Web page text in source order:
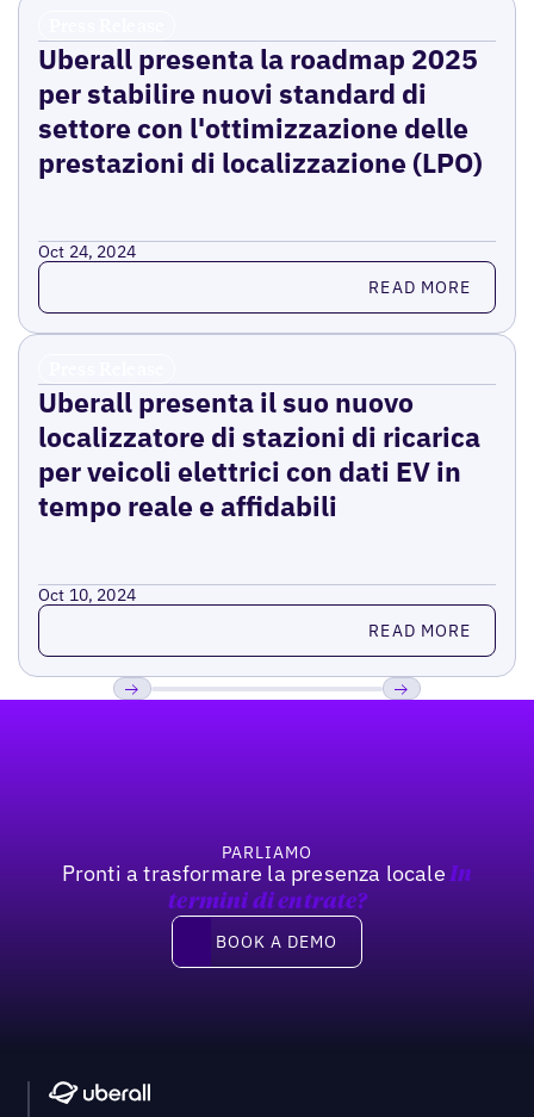
Uberall presenta la roadmap 2025
per stabilire nuovi standard di
settore con l'ottimizzazione delle
prestazioni di localizzazione (LPO)
Oct 24, 2024
Read more READ MORE
Uberall presenta il suo nuovo
localizzatore di stazioni di ricarica
per veicoli elettrici con dati EV in
tempo reale e affidabili
Oct 10, 2024
Read more READ MORE
PARLIAMO
Pronti a trasformare la presenza locale In
termini di entrate?
Book a demo
BOOK A DEMO